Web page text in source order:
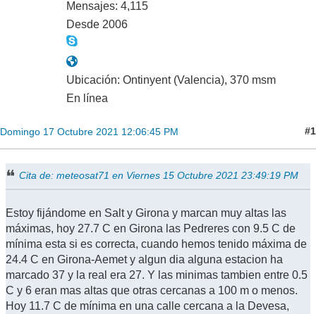
Mensajes: 4,115
Desde 2006
Ubicación: Ontinyent (Valencia), 370 msm
En línea
Domingo 17 Octubre 2021 12:06:45 PM #1
Cita de: meteosat71 en Viernes 15 Octubre 2021 23:49:19 PM
Estoy fijándome en Salt y Girona y marcan muy altas las
máximas, hoy 27.7 C en Girona las Pedreres con 9.5 C de
mínima esta si es correcta, cuando hemos tenido máxima de
24.4 C en Girona-Aemet y algun dia alguna estacion ha
marcado 37 y la real era 27. Y las minimas tambien entre 0.5
C y 6 eran mas altas que otras cercanas a 100 m o menos.
Hoy 11.7 C de mínima en una calle cercana a la Devesa,